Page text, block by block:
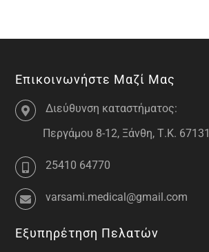
Επικοινωνήστε Μαζί Μας
Διεύθυνση καταστήματος:
Περγάμου 8-12, Ξάνθη, Τ.Κ. 67131
25410 64770
varsami.medical@gmail.com
Εξυπηρέτηση Πελατών